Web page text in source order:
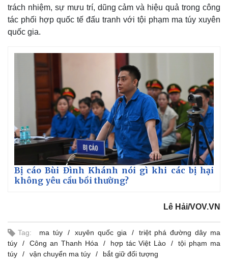
trách nhiệm, sự mưu trí, dũng cảm và hiệu quả trong công
tác phối hợp quốc tế đấu tranh với tội phạm ma túy xuyên
quốc gia.
Bị cáo Bùi Đình Khánh nói gì khi các bị hại
không yêu cầu bồi thường?
Lê Hải/VOV.VN
Tag: ma túy xuyên quốc gia
triệt phá đường dây ma
túy
Công an Thanh Hóa hợp tác Việt Lào
tội phạm ma
túy
vận chuyển ma túy bắt giữ đối tượng